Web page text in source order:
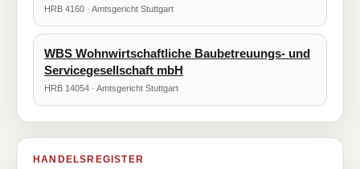
HRB 4160 · Amtsgericht Stuttgart
WBS Wohnwirtschaftliche Baubetreuungs- und
Servicegesellschaft mbH
HRB 14054 · Amtsgericht Stuttgart
HANDELSREGISTER